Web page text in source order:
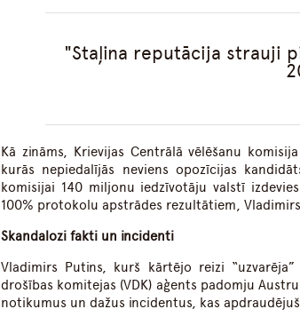
Staļina reputācija strauji
Kā zināms, Krievijas Centrālā vēlēšanu
kurās nepiedalījās neviens opozīcijas
komisijai 140 miljonu iedzīvotāju valstī
100% protokolu apstrādes rezultātiem,
Skandalozi fakti un incidenti
Vladimirs Putins, kurš kārtējo reizi
drošības komitejas (VDK) aģents padomju
notikumus un dažus incidentus, kas